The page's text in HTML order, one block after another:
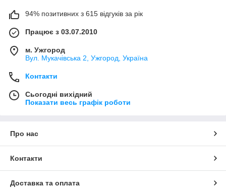
94% позитивних з 615 відгуків за рік
Працює з 03.07.2010
м. Ужгород
Вул. Мукачівська 2, Ужгород, Україна
Контакти
Сьогодні вихідний
Показати весь графік роботи
Про нас
Контакти
Доставка та оплата